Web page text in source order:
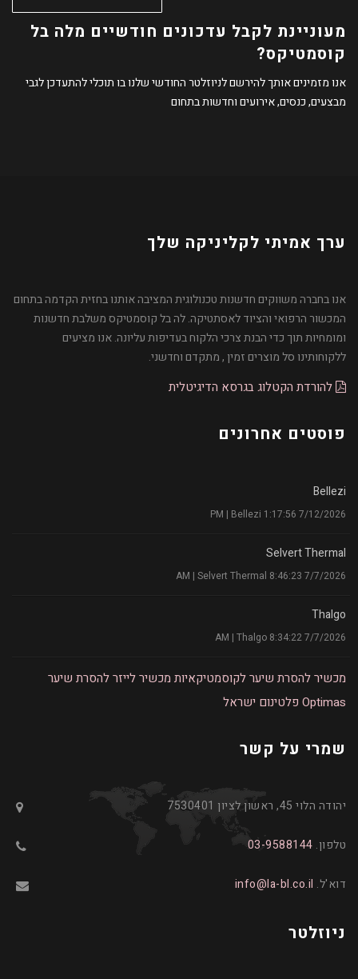
מעוניינת לקבל עדכונים חודשיים מלה בל
קוסמטיקס?
אנו מזמינים אותך להירשם לניוזלטר החודשי שלנו בו תוכלי להתעדכן לגבי
מבצעים, כנסים, אירועים וחדשות בתחום
ערך אמיתי לקליניקה שלך
אנו בחברה משווקים חדשנות טכנולוגית המציבה אותנו בחזית הקדמה בתחום
המכשור הרפואי והציוד לאסתטיקה. לה בל קוסמטיקס משלבת חדשנות
ומומחיות תוך כדי הבנת צרכי הלקוח בעדיפות עליונה. אנו מציעים
ללקוחותינו סל מוצרים זמין , מתקדם וחדשני.
להורדת הקטלוג בגרסא הדיגיטלית
פוסטים אחרונים
Bellezi
7/12/2026 1:17:56 PM | Bellezi
Selvert Thermal
7/7/2026 8:46:23 AM | Selvert Thermal
Thalgo
7/7/2026 8:34:22 AM | Thalgo
מכשיר להסרת שיער לקוסמטיקאיות מכשיר לייזר להסרת שיער
Optimas פלטינום ישראל
שמרי על קשר
יהודה הלוי 45, ראשון לציון 7530401
טלפון. 03-9588144
דוא'ל. info@la-bl.co.il
ניוזלטר